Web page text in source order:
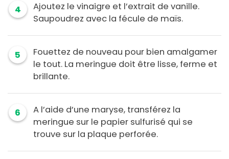
4
Ajoutez le vinaigre et l’extrait de vanille.
Saupoudrez avec la fécule de maïs.
5
Fouettez de nouveau pour bien amalgamer
le tout. La meringue doit être lisse, ferme et
brillante.
6
A l’aide d’une maryse, transférez la
meringue sur le papier sulfurisé qui se
trouve sur la plaque perforée.